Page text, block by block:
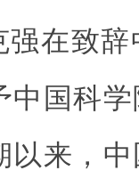
强在致
中国科
以来，